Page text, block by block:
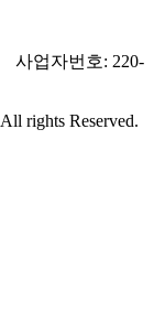
업자번호: 220-
rights Reserved.